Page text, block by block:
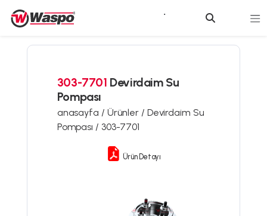
303-7701 Devirdaim Su
Pompası
anasayfa / Ürünler / Devirdaim Su
Pompası / 303-7701
Ürün Detayı